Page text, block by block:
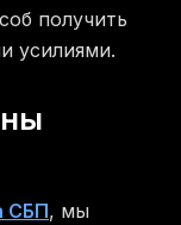
получить
усилиями.
СБП, мы